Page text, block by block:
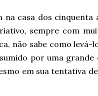
na casa dos cinquenta
sempre com
não sabe como levá-
por uma grande
em sua tentativa